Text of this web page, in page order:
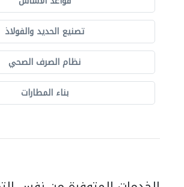
تصنيع الحديد والفولاذ
نظام الصرف الصحي
بناء المطارات